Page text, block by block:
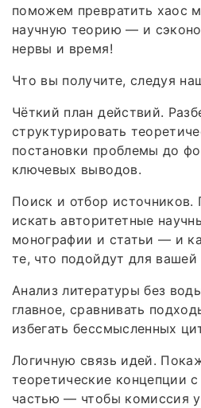
поможем превратить хаос
научную теорию — и
нервы и время!
Что вы получите, следуя
Чёткий план действий.
структурировать
постановки проблемы до
ключевых выводов.
Поиск и отбор источников.
искать авторитетные
монографии и статьи — и
те, что подойдут для
Анализ литературы без
главное, сравнивать
избегать бессмысленных
Логичную связь идей.
теоретические концепции
частью — чтобы комиссия